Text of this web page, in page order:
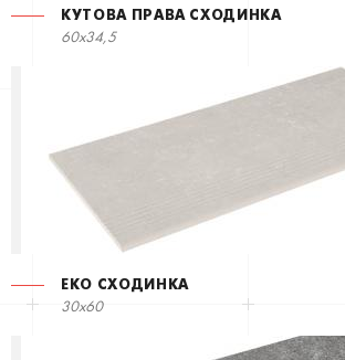
КУТОВА ПРАВА СХОДИНКА
60x34,5
ЕКО СХОДИНКА
30x60